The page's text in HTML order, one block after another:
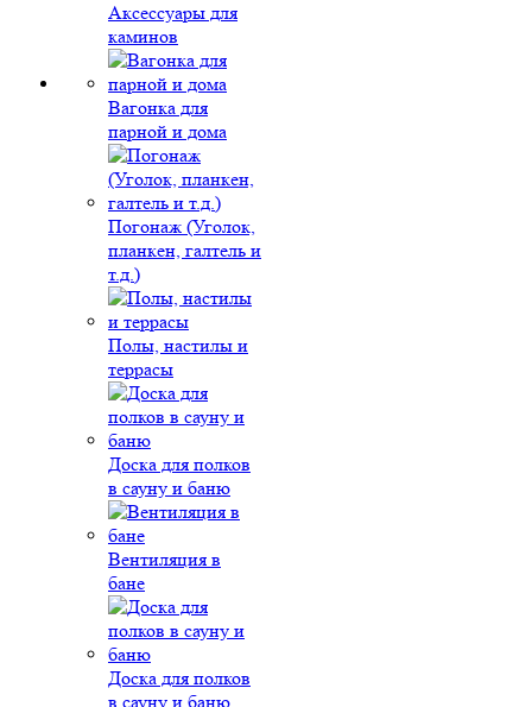
Аксессуары для
каминов
Вагонка для
парной и дома
Погонаж (Уголок,
планкен, галтель и
т.д.)
Полы, настилы и
террасы
Доска для полков
в сауну и баню
Вентиляция в
бане
Доска для полков
в сауну и баню